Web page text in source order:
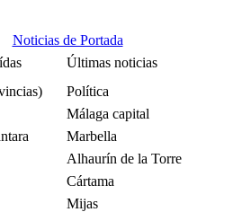
Noticias de Portada
Últimas noticias
Política
Málaga capital
Marbella
Alhaurín de la Torre
Cártama
Mijas